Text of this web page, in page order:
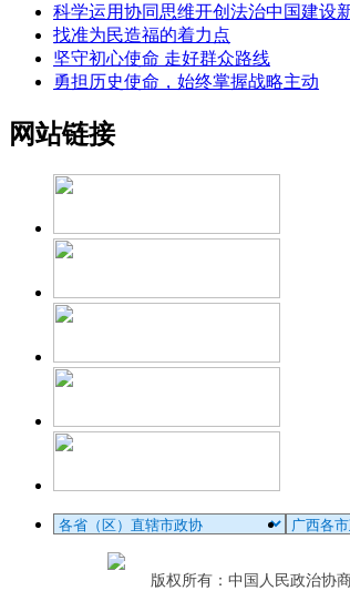
科学运用协同思维开创法治中国建设
找准为民造福的着力点
坚守初心使命 走好群众路线
勇担历史使命，始终掌握战略主动
网站链接
版权所有：中国人民政治协